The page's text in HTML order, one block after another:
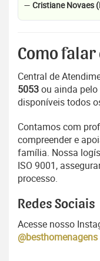
— Cristiane Novaes
Como falar
Central de
5053ou ainda pelo
disponíveis todos
Contamos com
compreender e
família. Nossa
ISO 9001,
processo.
Redes Sociais
Acesse nosso
@besthomenagens